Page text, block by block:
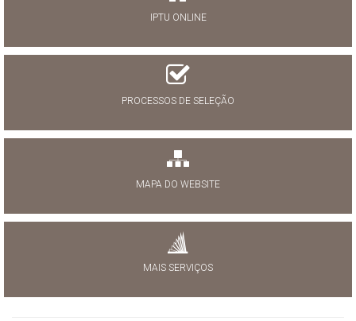
IPTU ONLINE
PROCESSOS DE SELEÇÃO
MAPA DO WEBSITE
MAIS SERVIÇOS